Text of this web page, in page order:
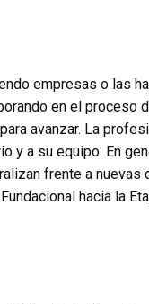
empresas o las
en el proceso
avanzar. La
y a su equipo. En
frente a nuevas
hacia la